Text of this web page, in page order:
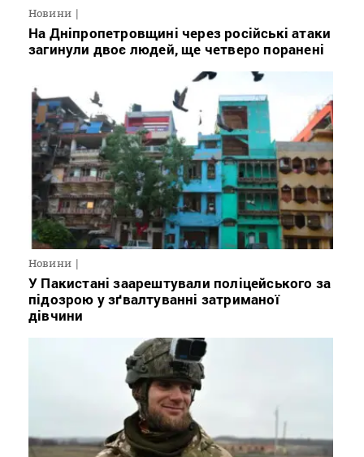
Новини
На Дніпропетровщині через російські атаки
загинули двоє людей, ще четверо поранені
Новини
У Пакистані заарештували поліцейського за
підозрою у зґвалтуванні затриманої
дівчини